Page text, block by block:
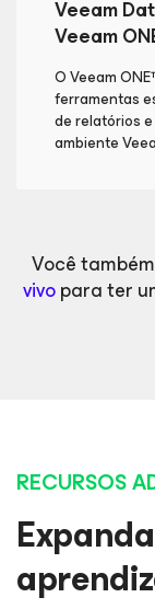
Veeam
Veeam
O Veeam
ferramentas
de relatórios
ambiente
Você
vivopara ter
RECURSOS